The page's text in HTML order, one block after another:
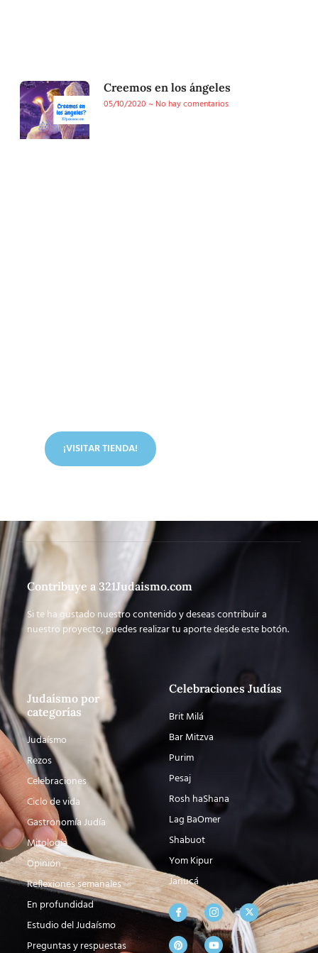
Creemos en los ángeles
05/10/2020
No hay comentarios
¡VISITAR TIENDA!
Contribuye a 321Judaismo.com
Si te ha gustado nuestro contenido y deseas contribuir a
nuestro proyecto, puedes realizar tu aporte desde este botón.
Judaísmo por
categorías
Judaísmo
Rezos
Celebraciones
Ciclo de vida
Gastronomía Judía
Mitología
Opinión
Reflexiones semanales
En profundidad
Estudio del Judaísmo
Preguntas y respuestas
Celebraciones Judías
Brit Milá
Bar Mitzva
Purim
Pesaj
Rosh haShana
Lag BaOmer
Shabuot
Yom Kipur
Janucá